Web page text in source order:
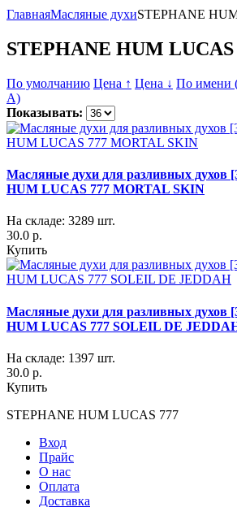
ГлавнаяМасляные духиSTEPHANE
STEPHANE HUM LUCAS
По умолчанию Цена ↑ Цена ↓ По имени
A)
Показывать:
Масляные духи для разливных духов
HUM LUCAS 777 MORTAL SKIN
На складе: 3289 шт.
30.0 р.
Купить
Масляные духи для разливных духов
HUM LUCAS 777 SOLEIL DE
На складе: 1397 шт.
30.0 р.
Купить
STEPHANE HUM LUCAS 777
Вход
Прайс
О нас
Оплата
Доставка